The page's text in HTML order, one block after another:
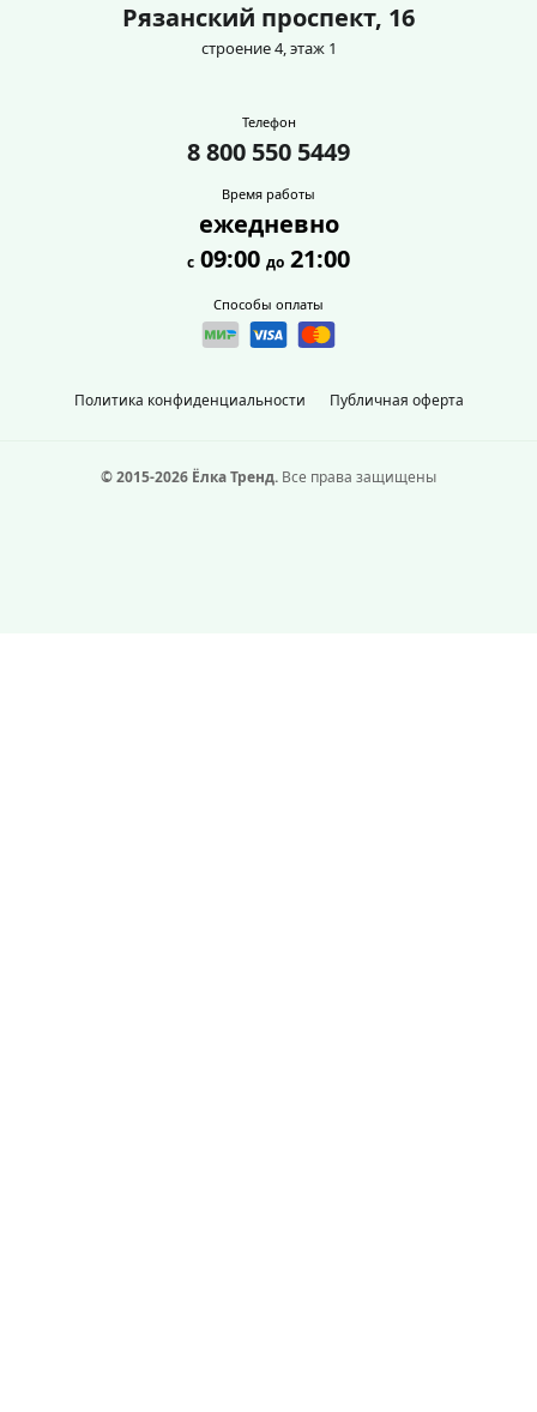
Рязанский проспект, 16
строение 4, этаж 1
Политика конфиденциальности Публичная оферта
Телефон
8 800 550 5449
Время работы
ежедневно
с 09:00 до 21:00
Способы оплаты
© 2015-2026 Ёлка Тренд. Все права защищены